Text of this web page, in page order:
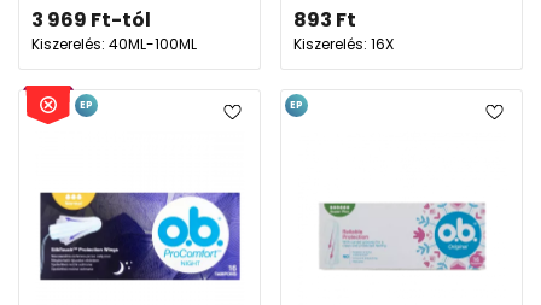
3 969 Ft-tól
Kiszerelés: 40ML-100ML
893 Ft
Kiszerelés: 16X
EP EP